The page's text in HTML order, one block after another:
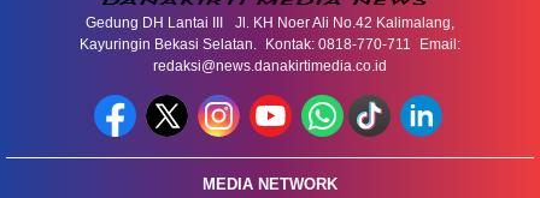
Gedung DH Lantai III Jl. KH Noer Ali No.42 Kalimalang,
Kayuringin Bekasi Selatan. Kontak: 0818-770-711 Email:
redaksi@news.danakirtimedia.co.id
MEDIA NETWORK